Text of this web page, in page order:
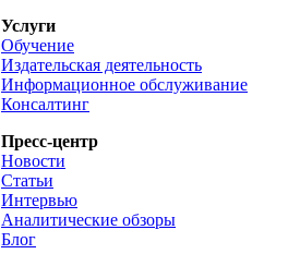
Услуги
Обучение
Издательская деятельность
Информационное обслуживание
Консалтинг
Пресс-центр
Новости
Статьи
Интервью
Аналитические обзоры
Блог